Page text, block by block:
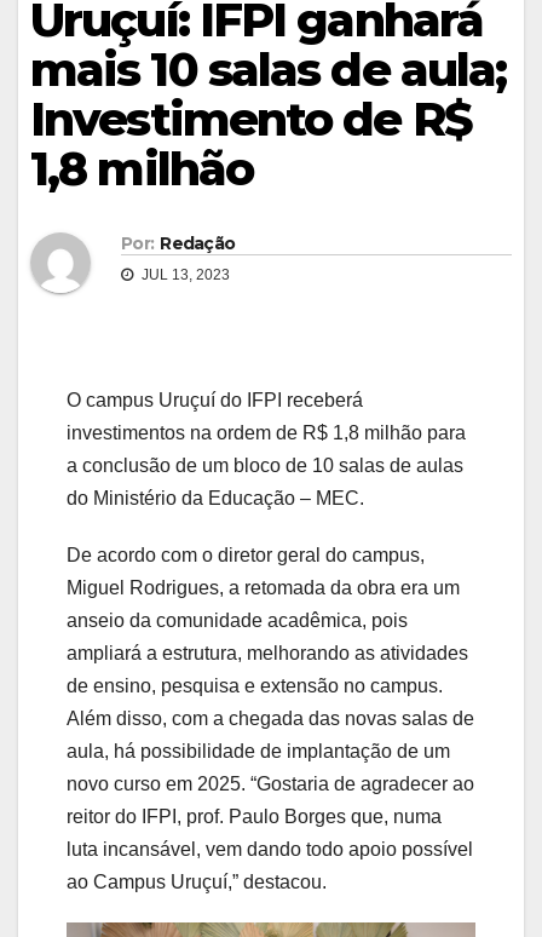
Uruçuí: IFPI ganhará
mais 10 salas de aula;
Investimento de R$
1,8 milhão
Por: Redação
JUL 13, 2023
O campus Uruçuí do IFPI receberá
investimentos na ordem de R$ 1,8 milhão para
a conclusão de um bloco de 10 salas de aulas
do Ministério da Educação – MEC.
De acordo com o diretor geral do campus,
Miguel Rodrigues, a retomada da obra era um
anseio da comunidade acadêmica, pois
ampliará a estrutura, melhorando as atividades
de ensino, pesquisa e extensão no campus.
Além disso, com a chegada das novas salas de
aula, há possibilidade de implantação de um
novo curso em 2025. “Gostaria de agradecer ao
reitor do IFPI, prof. Paulo Borges que, numa
luta incansável, vem dando todo apoio possível
ao Campus Uruçuí,” destacou.